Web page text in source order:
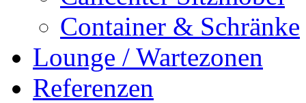
Container & Schränke
Lounge / Wartezonen
Referenzen